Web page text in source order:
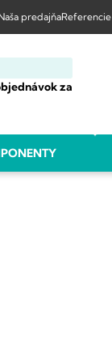
predajňaReferencie
za